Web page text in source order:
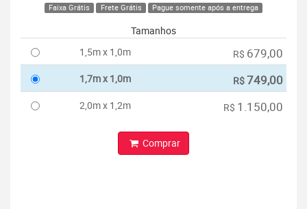
Faixa Grátis Frete Grátis Pague somente após a entrega
Tamanhos
1,5m x 1,0m
R$ 679,00
1,7m x 1,0m R$749,00
2,0m x 1,2m R$ 1.150,00
Comprar